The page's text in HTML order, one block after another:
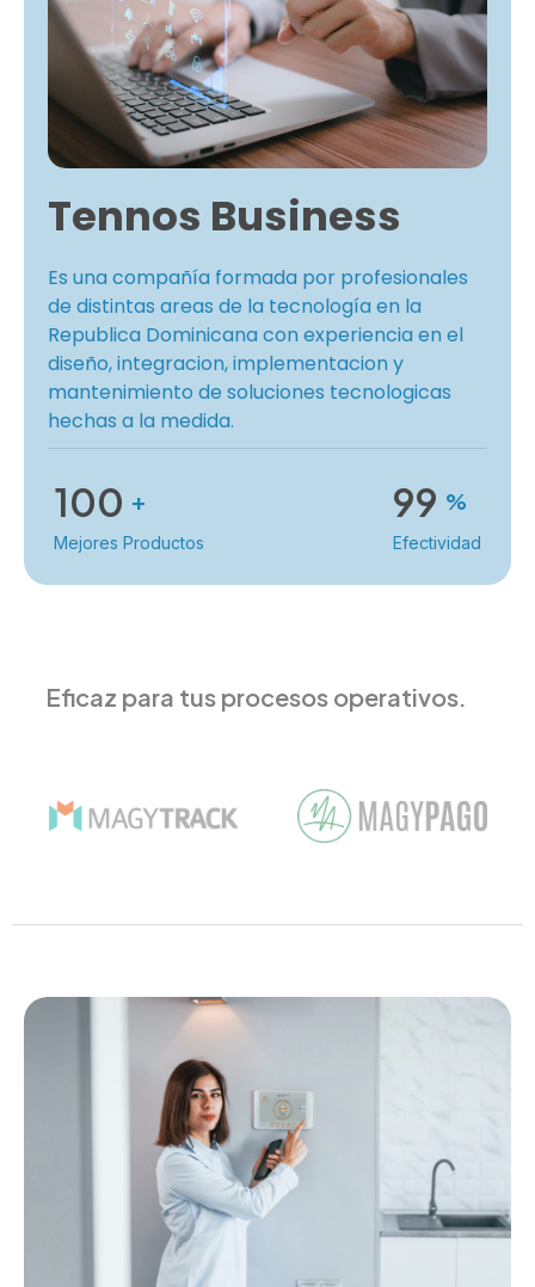
Tennos Business
Es una compañía formada por profesionales
de distintas areas de la tecnología en la
Republica Dominicana con experiencia en el
diseño, integracion, implementacion y
mantenimiento de soluciones tecnologicas
hechas a la medida.
100 +
Mejores Productos
99 %
Efectividad
Eficaz para tus procesos operativos.